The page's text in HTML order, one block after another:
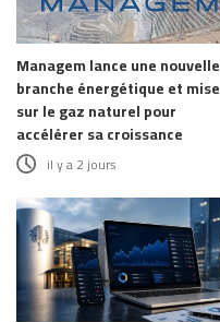
Managem lance une nouvelle
branche énergétique et mise
sur le gaz naturel pour
accélérer sa croissance
il y a 2 jours